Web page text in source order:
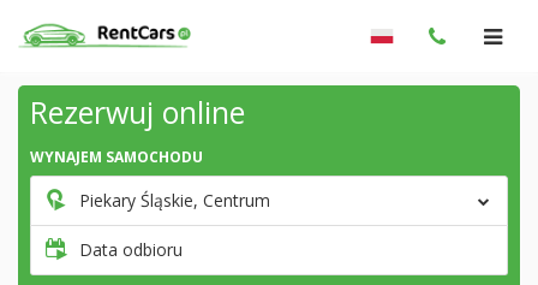
Rezerwuj online
WYNAJEM SAMOCHODU
Piekary Śląskie, Centrum
Data odbioru